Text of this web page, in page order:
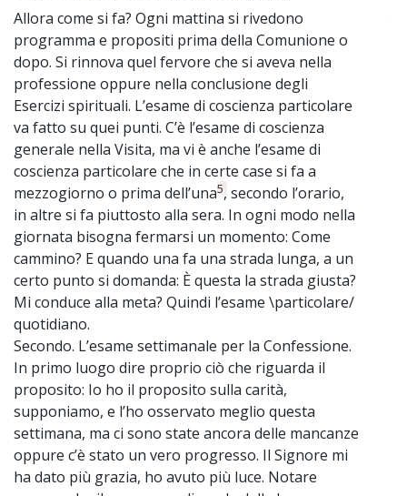
Allora come si fa? Ogni mattina si rivedono
programma e propositi prima della Comunione o
dopo. Si rinnova quel fervore che si aveva nella
professione oppure nella conclusione degli
Esercizi spirituali. L’esame di coscienza particolare
va fatto su quei punti. C’è l’esame di coscienza
generale nella Visita, ma vi è anche l’esame di
coscienza particolare che in certe case si fa a
mezzogiorno o prima dell’una5, secondo l’orario,
in altre si fa piuttosto alla sera. In ogni modo nella
giornata bisogna fermarsi un momento: Come
cammino? E quando una fa una strada lunga, a un
certo punto si domanda: È questa la strada giusta?
Mi conduce alla meta? Quindi l’esame \particolare/
quotidiano.
Secondo. L’esame settimanale per la Confessione.
In primo luogo dire proprio ciò che riguarda il
proposito: Io ho il proposito sulla carità,
supponiamo, e l’ho osservato meglio questa
settimana, ma ci sono state ancora delle mancanze
oppure c’è stato un vero progresso. Il Signore mi
ha dato più grazia, ho avuto più luce. Notare